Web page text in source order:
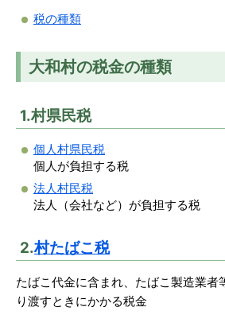
税の種類
大和村の税金の種類
1.村県民税
個人村県民税
個人が負担する税
法人村民税
法人（会社など）が負担する税
2.村たばこ税
たばこ代金に含まれ、たばこ製造業者
り渡すときにかかる税金